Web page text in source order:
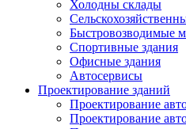
Холодны склады
Быстровозводимые
Спортивные здания
Офисные здания
Автосервисы
Проектирование зданий
Проектирование
Проектирование